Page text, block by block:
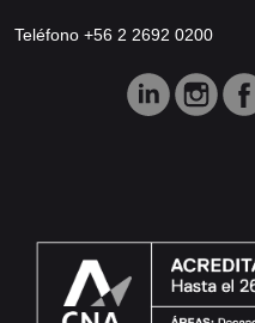
Teléfono +56 2 2692 0200